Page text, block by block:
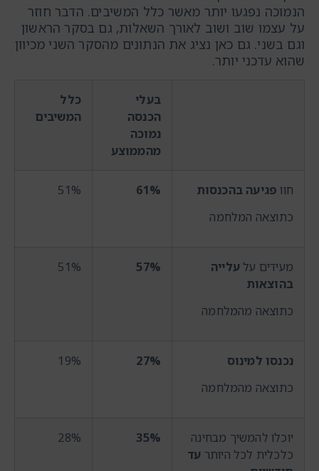
הנמוכה נפגעו יותר מאשר כלל המשיבים. הדבר חוזר
על עצמו שוב ושוב לאורך השאלות, גם בסקר הראשון
וגם בשני. גם כאן נציג את הנתונים מהסקר השני מכיוון
שהוא עדכני יותר.
בעלי
הכנסה
נמוכה
מהממוצע
כלל
המשיבים
חוו פגיעה בהכנסות
כתוצאה המלחמה
61%
51%
מעידים על עלייה
בהוצאות
כתוצאה מהמלחמה
57%
51%
נכנסו למינוס
כתוצאה מהמלחמה
27%
19%
יוכלו להמשיך מבחינה
כלכלית לכל היותר עד
35%
28%